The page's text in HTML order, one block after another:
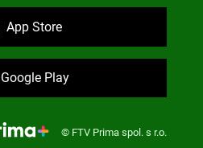
App Store
Google Play
© FTV Prima spol. s r.o.